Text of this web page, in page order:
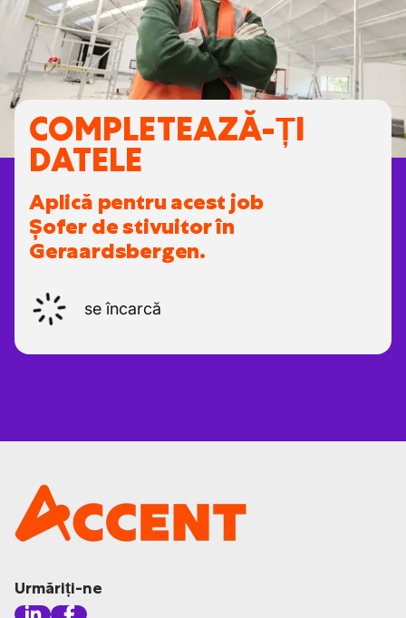
COMPLETEAZĂ-ȚI
DATELE
Aplică pentru acest job
Șofer de stivuitor în
Geraardsbergen.
se încarcă
Urmăriți-ne